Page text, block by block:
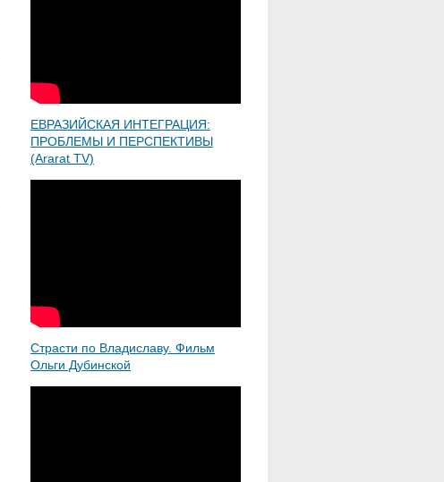
ЕВРАЗИЙСКАЯ ИНТЕГРАЦИЯ:
ПРОБЛЕМЫ И ПЕРСПЕКТИВЫ
(Ararat TV)
Страсти по Владиславу. Фильм
Ольги Дубинской